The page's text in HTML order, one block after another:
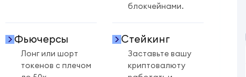
блокчейнами.
Фьючерсы
Лонг или шорт
токенов с плечом
Стейкинг
Заставьте вашу
криптовалюту